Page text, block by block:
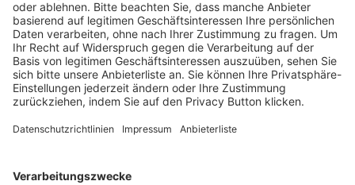
BFV-Geschäftsstellen
Trainerbörse
Login SpielPlus
FOLGE DEM BFV